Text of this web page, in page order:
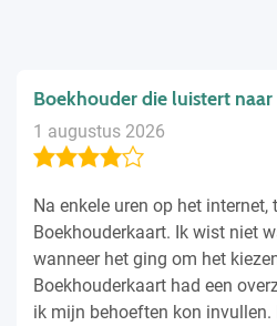
Boekhouder die luistert
1 augustus 2026
Na enkele uren op het
Boekhouderkaart. Ik wist niet
wanneer het ging om het
Boekhouderkaart had een
ik mijn behoeften kon invullen.